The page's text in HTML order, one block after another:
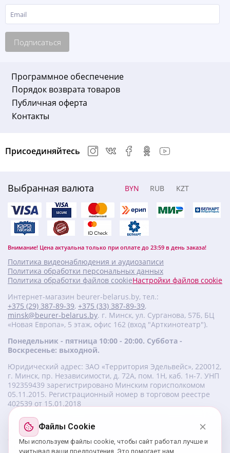
Подписаться
Программное обеспечение
Порядок возврата товаров
Публичная оферта
Контакты
Выбранная валюта BYN RUB KZT
Внимание! Цена актуальна только при оплате до 23:59 в день заказа!
Присоединяйтесь
Политика видеонаблюдения и аудиозаписи
Политика обработки персональных данных
Политика обработки файлов cookieНастройки файлов cookie
Интернет-магазин beurer-belarus.by, тел.:
+375 (29) 387-89-39, +375 (33) 387-89-39,
minsk@beurer-belarus.by. г. Минск, ул. Сурганова, 57Б, БЦ
«Новая Европа», 5 этаж, офис 162 (вход "Арткинотеатр").
Понедельник - пятница 10:00 - 20:00. Суббота -
Воскресенье: выходной.
Юридический адрес: ЗАО «Территория Эдельвейс», 220012,
г. Минск, пр. Независимости, д. 72А, пом. 1Н, каб. 1н-7. УНП
‎192359439 зарегистрировано Минским горисполкомом
05.11.2015. Регистрационный номер в торговом реестре
402539 от 15.01.2018
Изготовитель beurer: Бойрер Гмбх, Софлингер штрассе 218,
89077-УЛМ, Германия.
Импортер: ЗАО «Территория Эдельвейс», 220056, г. Минск,
Файлы Cookie
Мы используем файлы cookie, чтобы сайт работал лучше и
учитывал ваши предпочтения. Это помогает нам